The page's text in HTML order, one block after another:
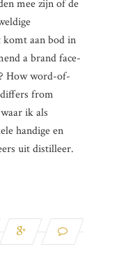
mee zijn of de
komt aan bod in
a brand face-
How word-of-
from
ik als
handige en
uit distilleer.